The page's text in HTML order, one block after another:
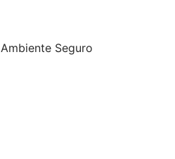
Ambiente Seguro